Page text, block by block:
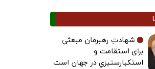
شهادتِ رهبرمان مبعثی
برای استقامت و
استکبارستیزیِ در جهان است